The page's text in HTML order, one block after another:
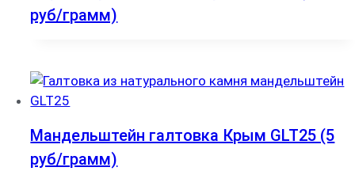
руб/грамм)
Мандельштейн галтовка Крым GLT25 (5
руб/грамм)